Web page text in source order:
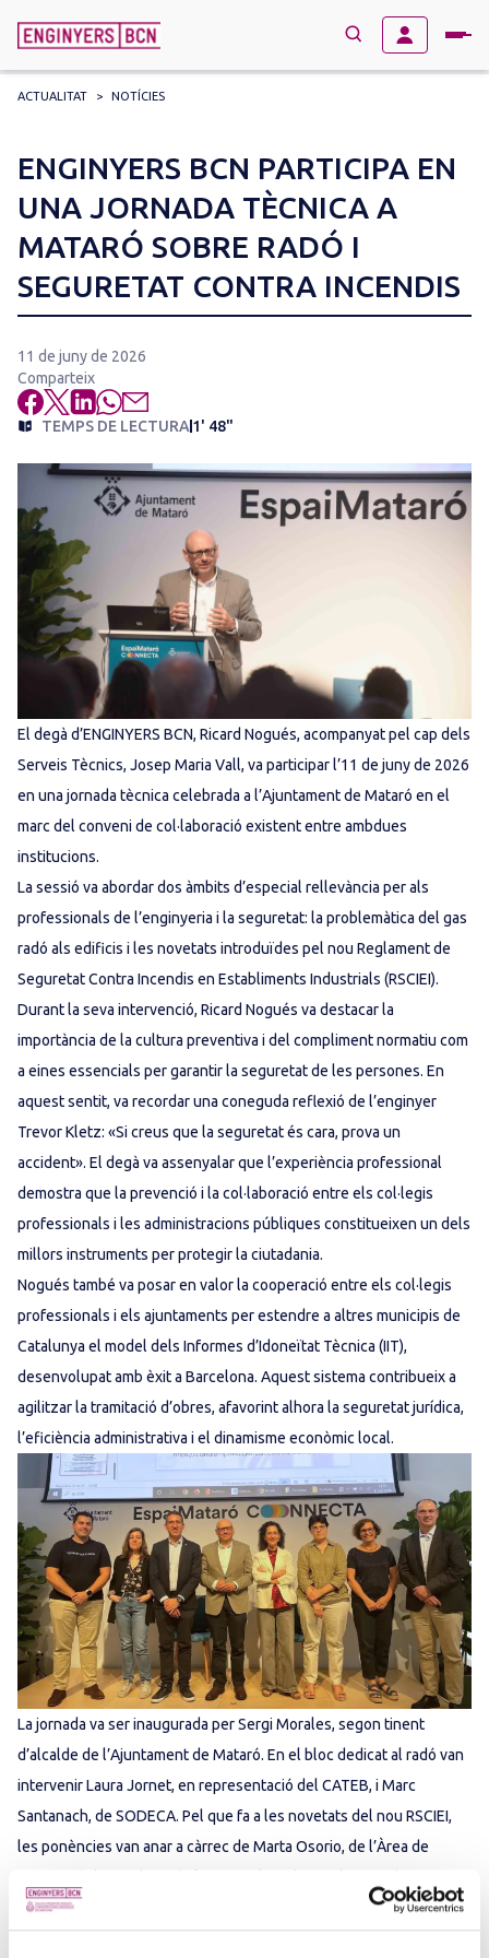
for:
ACTUALITAT > NOTÍCIES
ENGINYERS BCN PARTICIPA EN
UNA JORNADA TÈCNICA A
MATARÓ SOBRE RADÓ I
SEGURETAT CONTRA INCENDIS
11 de juny de 2026
Comparteix
TEMPS DE LECTURA 1' 48"
El degà d’ENGINYERS BCN, Ricard Nogués, acompanyat pel cap dels
Serveis Tècnics, Josep Maria Vall, va participar l’11 de juny de 2026
en una jornada tècnica celebrada a l’Ajuntament de Mataró en el
marc del conveni de col·laboració existent entre ambdues
institucions.
La sessió va abordar dos àmbits d’especial rellevància per als
professionals de l’enginyeria i la seguretat: la problemàtica del gas
radó als edificis i les novetats introduïdes pel nou Reglament de
Seguretat Contra Incendis en Establiments Industrials (RSCIEI).
Durant la seva intervenció, Ricard Nogués va destacar la
importància de la cultura preventiva i del compliment normatiu com
a eines essencials per garantir la seguretat de les persones. En
aquest sentit, va recordar una coneguda reflexió de l’enginyer
Trevor Kletz: «Si creus que la seguretat és cara, prova un
accident». El degà va assenyalar que l’experiència professional
demostra que la prevenció i la col·laboració entre els col·legis
professionals i les administracions públiques constitueixen un dels
millors instruments per protegir la ciutadania.
Nogués també va posar en valor la cooperació entre els col·legis
professionals i els ajuntaments per estendre a altres municipis de
Catalunya el model dels Informes d’Idoneïtat Tècnica (IIT),
desenvolupat amb èxit a Barcelona. Aquest sistema contribueix a
agilitzar la tramitació d’obres, afavorint alhora la seguretat jurídica,
l’eficiència administrativa i el dinamisme econòmic local.
La jornada va ser inaugurada per Sergi Morales, segon tinent
d’alcalde de l’Ajuntament de Mataró. En el bloc dedicat al radó van
intervenir Laura Jornet, en representació del CATEB, i Marc
Santanach, de SODECA. Pel que fa a les novetats del nou RSCIEI,
les ponències van anar a càrrec de Marta Osorio, de l’Àrea de
Eugènia Gil, cap del Servei de Seguretat d’Instal·lacions de la